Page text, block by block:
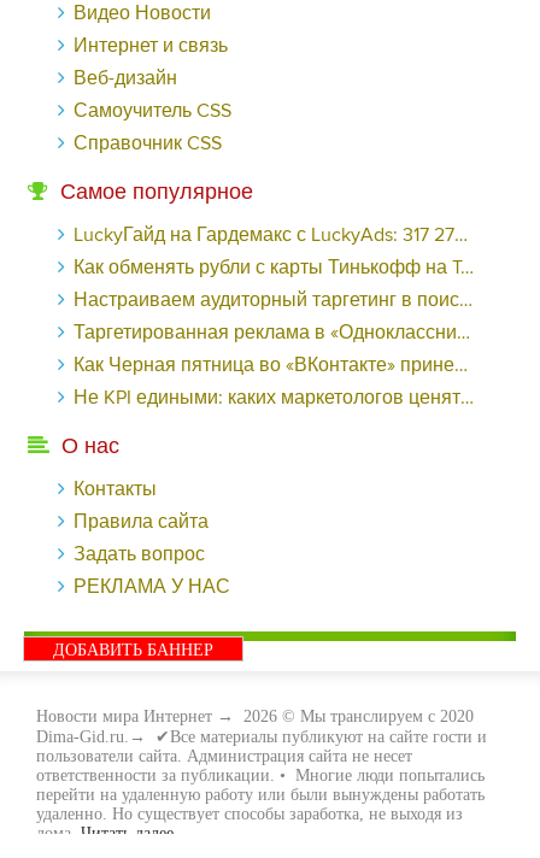
Видео Новости
Интернет и связь
Веб-дизайн
Самоучитель CSS
Справочник CSS
Самое популярное
LuckyГайд на Гардемакс с LuckyAds: 317 279 рублей за 10 дней - «Надо знать»
Как обменять рубли с карты Тинькофф на Tether ERC20 (USDT)?
Настраиваем аудиторный таргетинг в поисковой кампании Google Ads - «Заработок»
Таргетированная реклама в «Одноклассниках»: как ее настроить и нужно ли - «Заработок»
Как Черная пятница во «ВКонтакте» принесла магазину подарков 221 продажу по цене 38 рублей - «Заработок»
Не KPI едиными: каких маркетологов ценят - «Заработок»
О нас
Контакты
Правила сайта
Задать вопрос
РЕКЛАМА У НАС
ДОБАВИТЬ БАННЕР
Новости мира Интернет → 2026 © Мы транслируем с 2020
Dima-Gid.ru.→ ✔Все материалы публикуют на сайте гости и
пользователи сайта. Администрация сайта не несет
ответственности за публикации. • Многие люди попытались
перейти на удаленную работу или были вынуждены работать
удаленно. Но существует способы заработка, не выходя из
дома. Читать далее...